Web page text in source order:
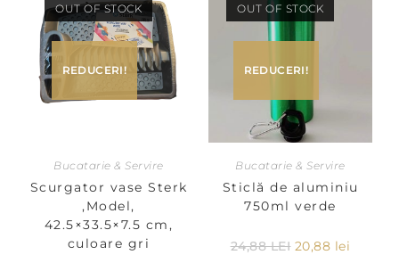
OUT OF STOCK
REDUCERI!
Bucatarie & Servire
Scurgator vase Sterk
,Model,
42.5×33.5×7.5 cm,
culoare gri
OUT OF STOCK
REDUCERI!
Bucatarie & Servire
Sticlă de aluminiu
750ml verde
24,88LEI 20,88 lei